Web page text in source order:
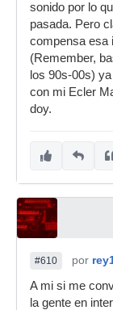
sonido por lo
pasada. Pero
compensa esa
(Remember,
los 90s-00s)
con mi Ecler
doy.
#610 por
A mi si me
la gente en